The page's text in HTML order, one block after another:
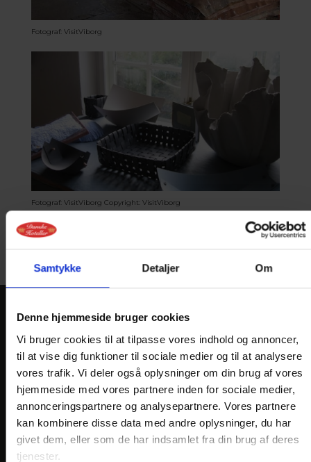
Samtykke Detaljer Om
Denne hjemmeside bruger cookies
Vi bruger cookies til at tilpasse vores indhold og annoncer,
til at vise dig funktioner til sociale medier og til at analysere
vores trafik. Vi deler også oplysninger om din brug af vores
hjemmeside med vores partnere inden for sociale medier,
annonceringspartnere og analysepartnere. Vores partnere
kan kombinere disse data med andre oplysninger, du har
givet dem, eller som de har indsamlet fra din brug af deres
tjenester.
Fotograf: VisitViborg
Fotograf: VisitViborg Copyright: VisitViborg
KONTAKT
Golf Hotel Viborg
Hans Tausens Alle 2
DK-8800 Viborg
Telefon: +45 86 61 02 22
reception@golfhotelviborg.dk